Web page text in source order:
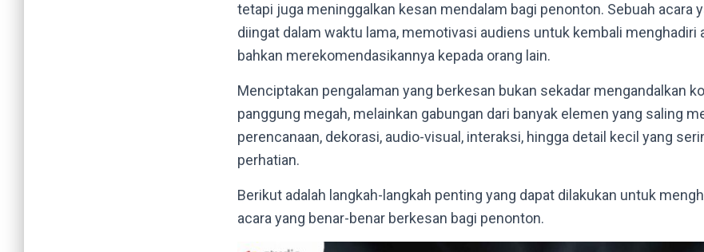
tetapi juga meninggalkan kesan mendalam bagi penonton. Sebuah acara
diingat dalam waktu lama, memotivasi audiens untuk kembali menghadiri
bahkan merekomendasikannya kepada orang lain.
Menciptakan pengalaman yang berkesan bukan sekadar mengandalkan
panggung megah, melainkan gabungan dari banyak elemen yang saling
perencanaan, dekorasi, audio-visual, interaksi, hingga detail kecil yang
perhatian.
Berikut adalah langkah-langkah penting yang dapat dilakukan untuk
acara yang benar-benar berkesan bagi penonton.